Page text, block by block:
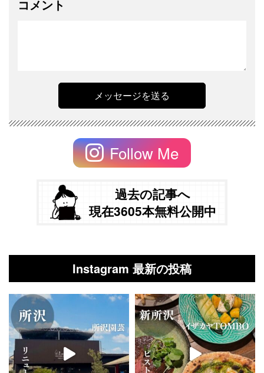
コメント
Follow Me
過去の記事へ
現在3605本無料公開中
Instagram 最新の投稿